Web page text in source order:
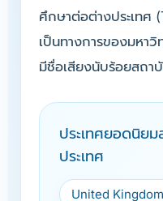
ศึกษาต่อต่างประเทศ
เป็นทางการของมหา
มีชื่อเสียงนับร้อยสถา
ประเทศยอดนิย
ประเทศ
United Kingdom